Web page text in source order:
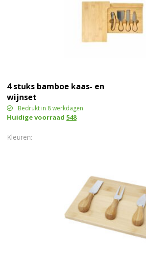
4 stuks bamboe kaas- en
wijnset
Bedrukt in 8 werkdagen
Huidige voorraad 548